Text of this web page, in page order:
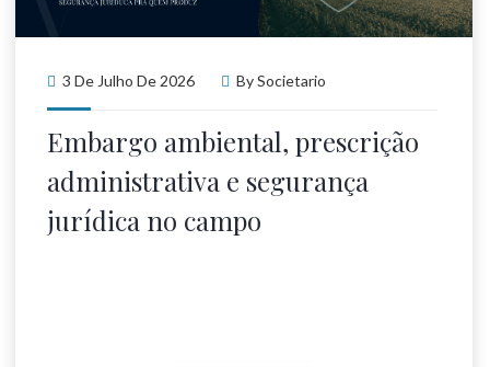
3 De Julho De 2026 BySocietario
Embargo ambiental, prescrição
administrativa e segurança
jurídica no campo